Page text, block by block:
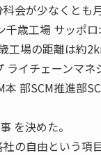
会が少なくとも
歳工場 サッポ
工場の距離は約
イチェーンマ
部SCM推進部
を決めた。
の自由という項